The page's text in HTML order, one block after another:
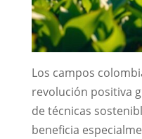
Los campos
revolución positiva
de técnicas
beneficia